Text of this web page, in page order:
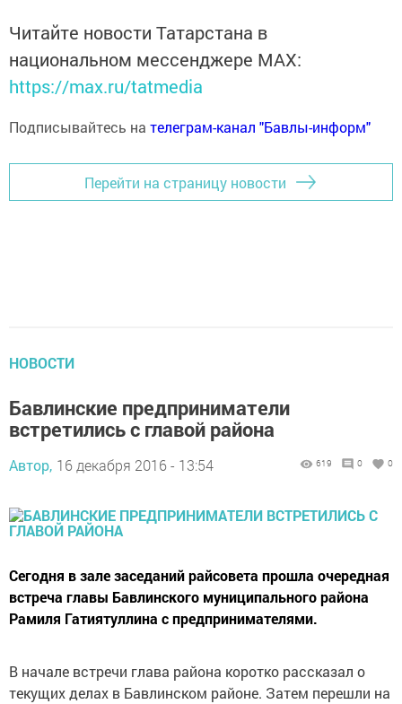
Читайте новости Татарстана в
национальном мессенджере MАХ:
https://max.ru/tatmedia
Подписывайтесь на телеграм-канал "Бавлы-информ"
Перейти на страницу новости
НОВОСТИ
Бавлинские предприниматели
встретились с главой района
Автор, 16 декабря 2016 - 13:54 619 0 0
Сегодня в зале заседаний райсовета прошла очередная
встреча главы Бавлинского муниципального района
Рамиля Гатиятуллина с предпринимателями.
В начале встречи глава района коротко рассказал о
текущих делах в Бавлинском районе. Затем перешли на